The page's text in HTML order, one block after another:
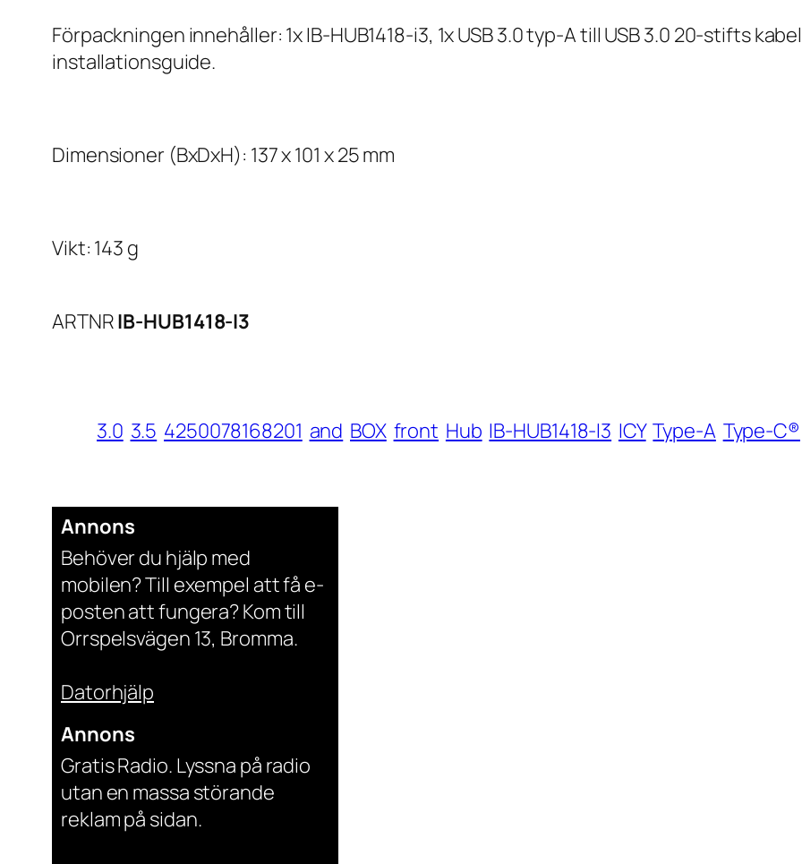
Förpackningen innehåller: 1x IB-HUB1418-i3, 1x USB 3.0 typ-A till USB 3.0 20-stifts
installationsguide.
Dimensioner (BxDxH): 137 x 101 x 25 mm
Vikt: 143 g
ARTNRIB-HUB1418-I3
3.0 3.5 4250078168201 and BOX front Hub IB-HUB1418-I3 ICY Type-A Type-C®
Annons
Behöver du hjälp med
mobilen? Till exempel att få e-
posten att fungera? Kom till
Orrspelsvägen 13, Bromma.
Datorhjälp
Annons
Gratis Radio. Lyssna på radio
utan en massa störande
reklam på sidan.